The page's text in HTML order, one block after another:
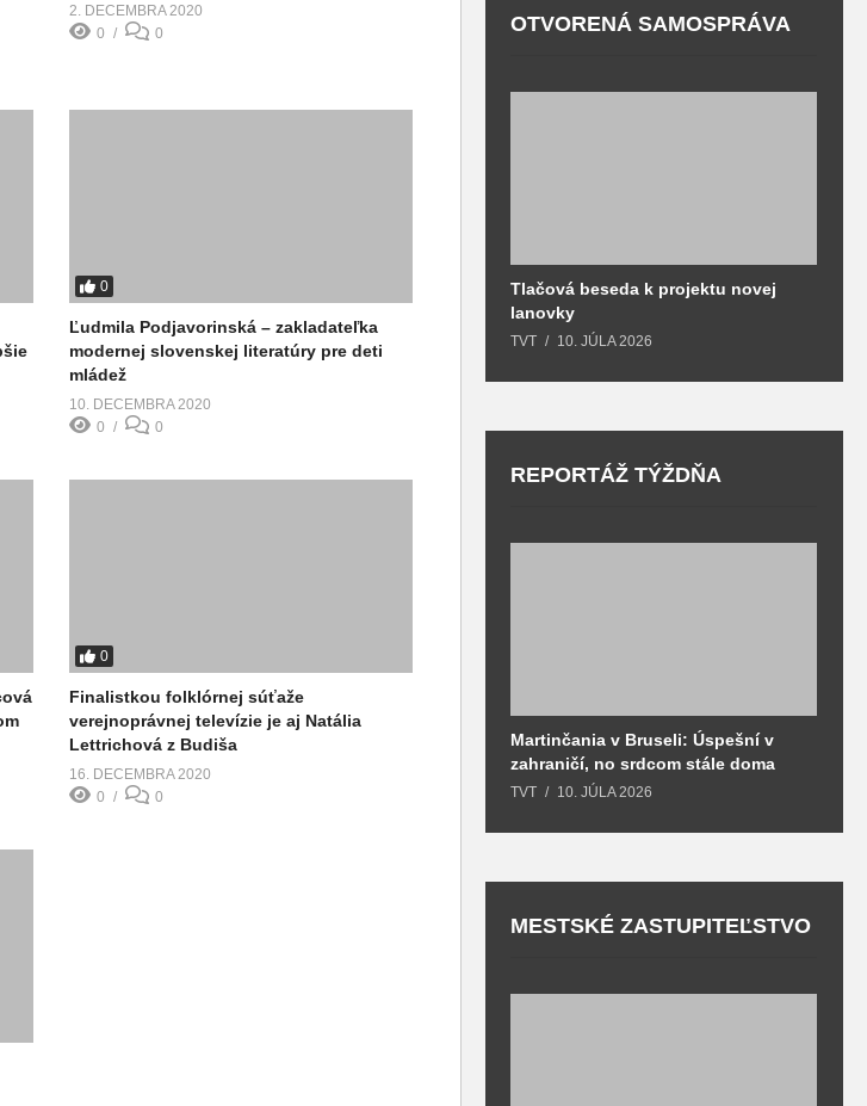
2. DECEMBRA 2020
0
0
0
Ľudmila Podjavorinská – zakladateľka
modernej slovenskej literatúry pre deti
mládež
10. DECEMBRA 2020
0
0
0
Finalistkou folklórnej súťaže
verejnoprávnej televízie je aj Natália
Lettrichová z Budiša
16. DECEMBRA 2020
0
0
OTVORENÁ SAMOSPRÁVA
Tlačová beseda k projektu novej
lanovky
TVT 10. JÚLA 2026
REPORTÁŽ TÝŽDŇA
Martinčania v Bruseli: Úspešní v
zahraničí, no srdcom stále doma
TVT 10. JÚLA 2026
MESTSKÉ ZASTUPITEĽSTVO